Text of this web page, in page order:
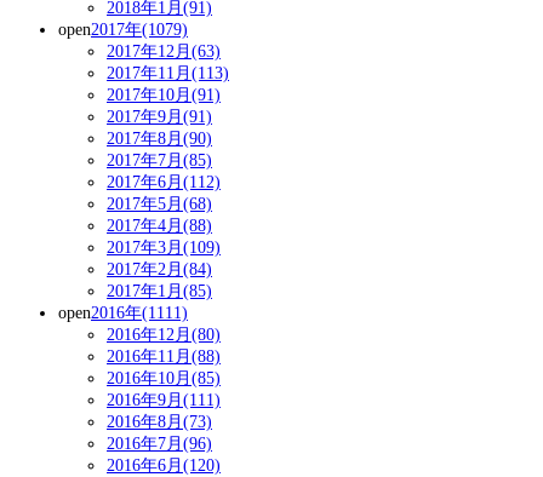
2018年1月(91)
open2017年(1079)
2017年12月(63)
2017年11月(113)
2017年10月(91)
2017年9月(91)
2017年8月(90)
2017年7月(85)
2017年6月(112)
2017年5月(68)
2017年4月(88)
2017年3月(109)
2017年2月(84)
2017年1月(85)
open2016年(1111)
2016年12月(80)
2016年11月(88)
2016年10月(85)
2016年9月(111)
2016年8月(73)
2016年7月(96)
2016年6月(120)